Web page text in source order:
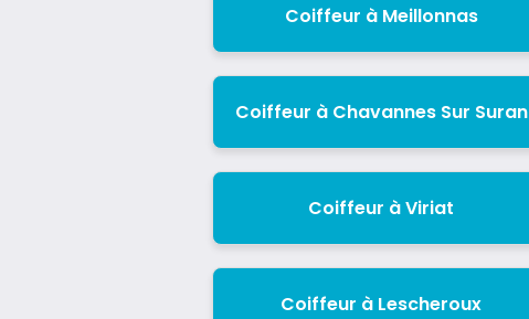
Coiffeur à Meillonnas
Coiffeur à Chavannes Sur Suran
Coiffeur à Viriat
Coiffeur à Lescheroux